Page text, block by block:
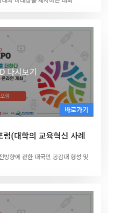
학(LINC+) 가족기업 제품 홈쇼핑
4강전 및 드론클래쉬 캠퍼스리그전
루트(LINC+Recruit)’
축하하는 자리로 주요인사들의 축
다시보기
텐츠 성과 공유와 확산을 위한 콘텐
다시보기
도대학(LINC+)
수 상품 및 성과물 홍보와 온라인
다시보기
바로가기
300 창업도전형
생 기술창업팀의 우수성과 확산 기
다?
연구하기
다시보기
바로가기
(대학의 교육혁신 사례
방향에 관한 대국민 공감대 형성 및
향
바로가기
1
)
법
바로가기
라인 대담
더하다’라는 주제로 한 ‘송길영 부사
담!